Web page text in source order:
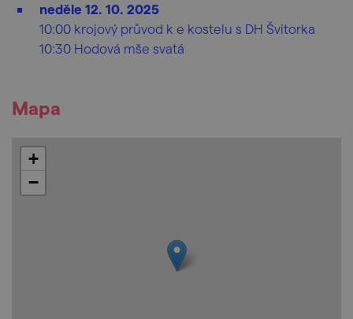
neděle 12. 10. 2025
10:00 krojový průvod k e kostelu s DH Švitorka
10:30 Hodová mše svatá
Mapa
+
−